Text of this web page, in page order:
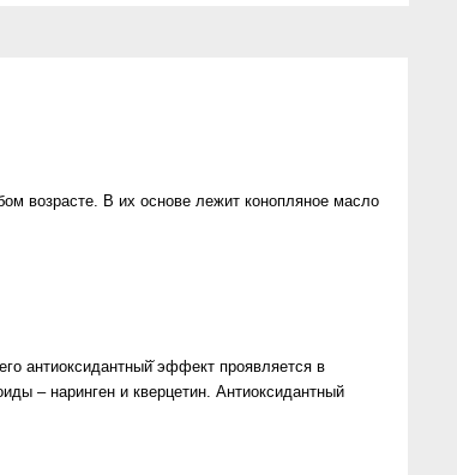
возрасте. В их основе лежит конопляное масло
антиоксидантный̆ эффект проявляется в
– наринген и кверцетин. Антиоксидантный